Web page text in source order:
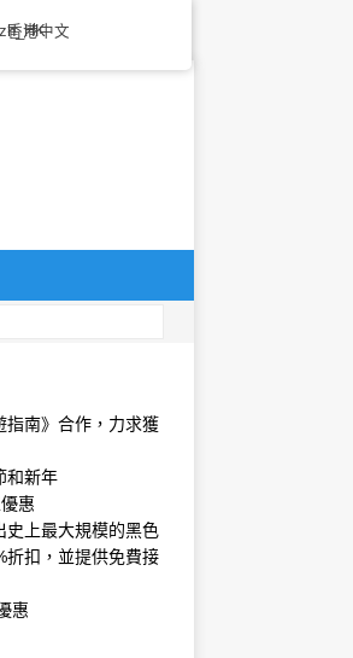
指南》合作，力求獲
和新年
惠
史上最大規模的黑色
折扣，並提供免費接
惠
香港中文